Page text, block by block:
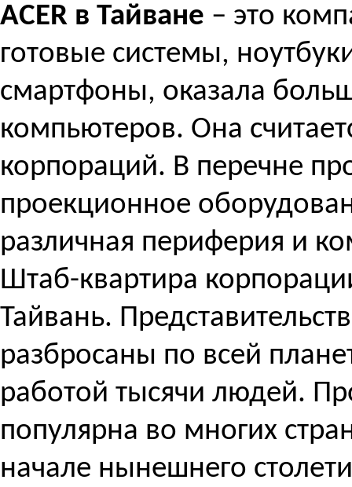
ACER в Тайване – это
готовые системы,
смартфоны, оказала
компьютеров. Она
корпораций. В перечне
проекционное
различная периферия и
Штаб-квартира
Тайвань.
разбросаны по всей
работой тысячи людей.
популярна во многих
начале нынешнего